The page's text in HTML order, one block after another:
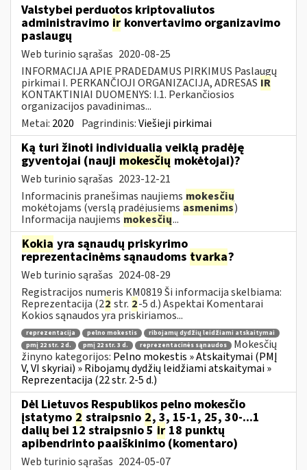
Valstybei perduotos kriptovaliutos
administravimo ir konvertavimo organizavimo
paslaugų
Web turinio sąrašas 2020-08-25
INFORMACIJA APIE PRADEDAMUS PIRKIMUS Paslaugų
pirkimai I. PERKANČIOJI ORGANIZACIJA, ADRESAS IR
KONTAKTINIAI DUOMENYS: I.1. Perkančiosios
organizacijos pavadinimas...
Metai: 2020 Pagrindinis:Viešieji pirkimai
Ką turi žinoti individualią veiklą pradėję
gyventojai (nauji mokesčių mokėtojai)?
Web turinio sąrašas 2023-12-21
Informacinis pranešimas naujiems mokesčių
mokėtojams (verslą pradėjusiems asmenims)
Informacija naujiems mokesčių...
Kokia yra sąnaudų priskyrimo
reprezentacinėms sąnaudoms tvarka?
Web turinio sąrašas 2024-08-29
Registracijos numeris KM0819 Ši informacija skelbiama:
Reprezentacija (22 str. 2-5 d.) Aspektai Komentarai
Kokios sąnaudos yra priskiriamos...
reprezentacija pelno mokestis
ribojamų dydžių leidžiami atskaitymai
pmį 22 str. 2 d.
pmį 22 str. 3 d. reprezentacinės sąnaudos
Mokesčių
žinyno kategorijos: Pelno mokestis » Atskaitymai (PMĮ
V, VI skyriai) » Ribojamų dydžių leidžiami atskaitymai »
Reprezentacija (22 str. 2-5 d.)
Dėl Lietuvos Respublikos pelno mokesčio
įstatymo 2 straipsnio 2, 3, 15-1, 25, 30-...1
dalių bei 12 straipsnio 5 ir 18 punktų
apibendrinto paaiškinimo (komentaro)
Web turinio sąrašas 2024-05-07